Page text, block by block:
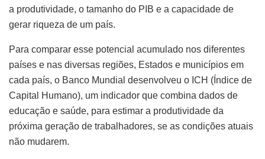
a produtividade, o tamanho do PIB e a capacidade de
gerar riqueza de um país.
Para comparar esse potencial acumulado nos diferentes
países e nas diversas regiões, Estados e municípios em
cada país, o Banco Mundial desenvolveu o ICH (Índice de
Capital Humano), um indicador que combina dados de
educação e saúde, para estimar a produtividade da
próxima geração de trabalhadores, se as condições atuais
não mudarem.